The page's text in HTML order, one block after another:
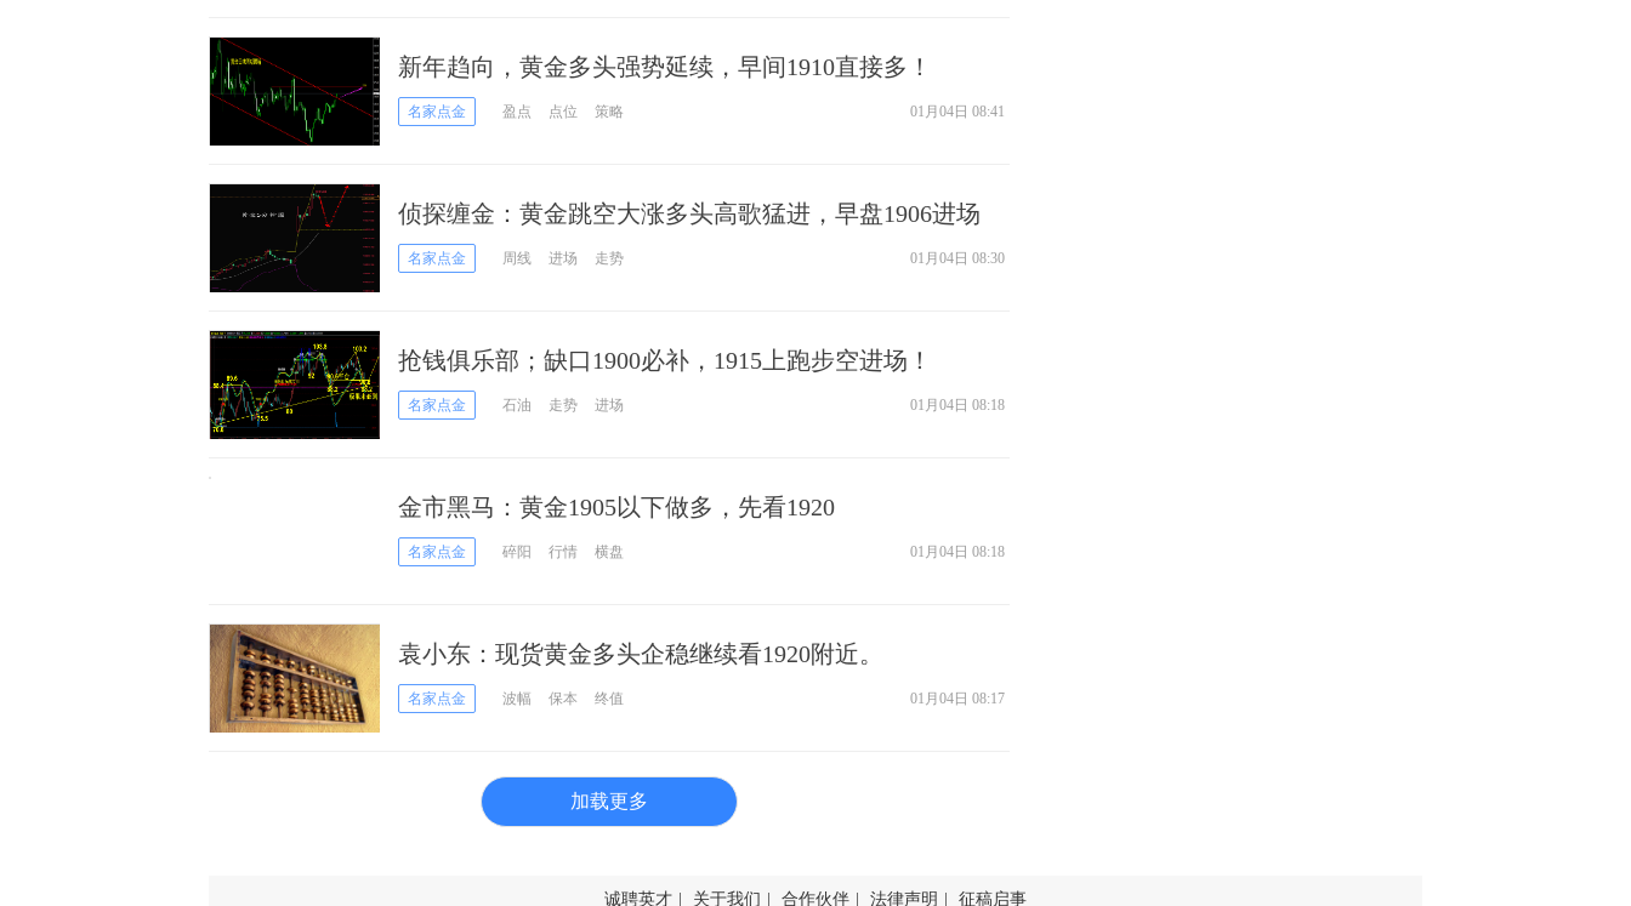
新年趋向，黄金多头强势延续，早间1910直接多！
名家点金 盈点 点位 策略 01月04日 08:41
侦探缠金：黄金跳空大涨多头高歌猛进，早盘1906进场
多！
名家点金 周线 进场 走势 01月04日 08:30
抢钱俱乐部；缺口1900必补，1915上跑步空进场！
名家点金 石油 走势 进场 01月04日 08:18
金市黑马：黄金1905以下做多，先看1920
名家点金 碎阳 行情 横盘 01月04日 08:18
袁小东：现货黄金多头企稳继续看1920附近。
名家点金 波幅 保本 终值 01月04日 08:17
加载更多
诚聘英才 关于我们 合作伙伴 法律声明 征稿启事